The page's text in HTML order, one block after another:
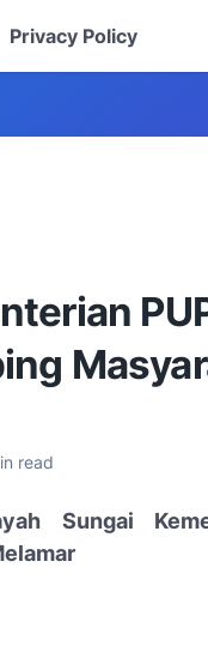
Privacy Policy
read
Sungai